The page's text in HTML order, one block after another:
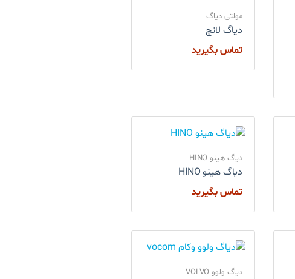
مولتی دیاگ
دیاگ لانچ
تماس بگیرید
دیاگ هینو HINO
دیاگ هینو HINO
تماس بگیرید
دیاگ ولوو VOLVO